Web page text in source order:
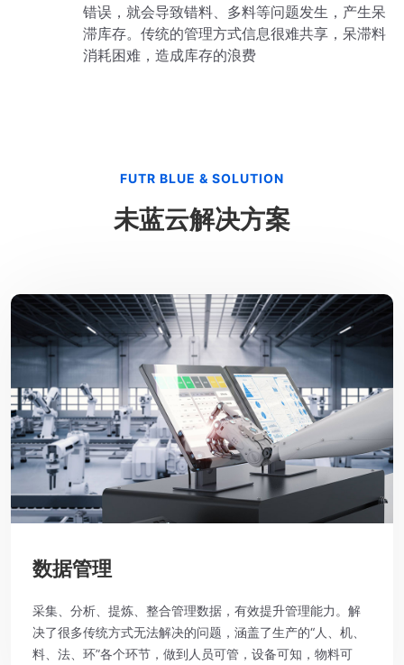
错误，就会导致错料、多料等问题发生，产生呆
滞库存。传统的管理方式信息很难共享，呆滞料
消耗困难，造成库存的浪费
FUTR BLUE & SOLUTION
未蓝云解决方案
数据管理
采集、分析、提炼、整合管理数据，有效提升管理能力。解
决了很多传统方式无法解决的问题，涵盖了生产的“人、机、
料、法、环”各个环节，做到人员可管，设备可知，物料可